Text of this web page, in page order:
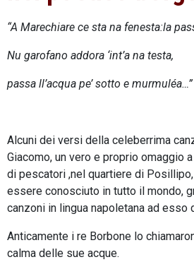
“A Marechiare ce sta na fenesta:la
Nu garofano addora ‘int’a na testa,
passa ll’acqua pe’ sotto e murmuléa…”
Alcuni dei versi della celeberrima
Giacomo, un vero e proprio omaggio
di pescatori ,nel quartiere di
essere conosciuto in tutto il mondo,
canzoni in lingua napoletana ad esso
Anticamente i re Borbone lo
calma delle sue acque.